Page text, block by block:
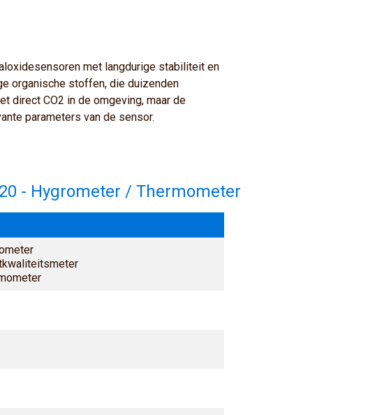
met langdurige stabiliteit en
organische stoffen, die duizenden
direct CO2 in de omgeving, maar de
parameters van de sensor.
- Hygrometer / Thermometer